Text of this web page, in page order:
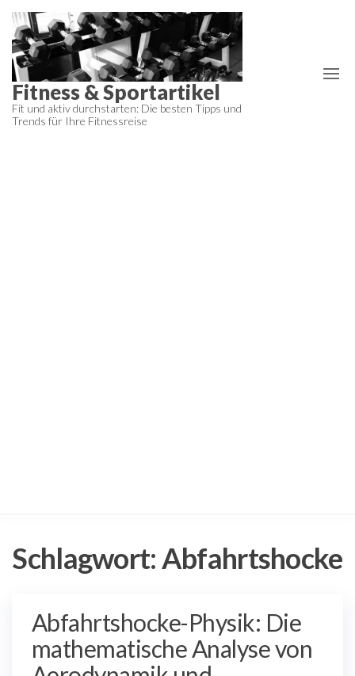
Zum
Inhalt
springen
Fitness & Sportartikel
Fit und aktiv durchstarten: Die besten Tipps und
Trends für Ihre Fitnessreise
Schlagwort: Abfahrtshocke
Abfahrtshocke-Physik: Die
mathematische Analyse von